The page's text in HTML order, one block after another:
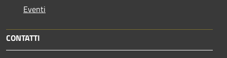
Eventi
CONTATTI